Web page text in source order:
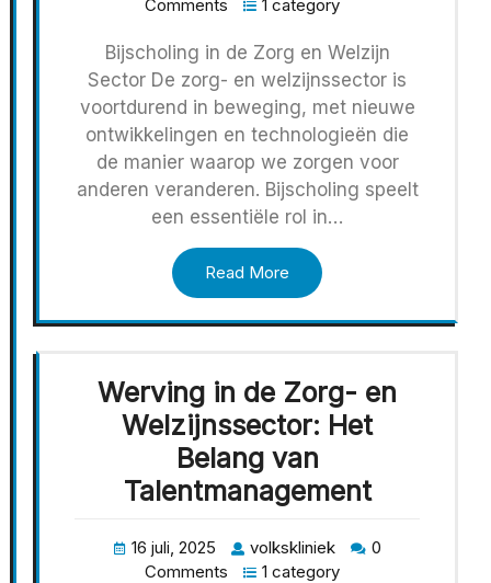
Comments
1 category
Bijscholing in de Zorg en Welzijn
Sector De zorg- en welzijnssector is
voortdurend in beweging, met nieuwe
ontwikkelingen en technologieën die
de manier waarop we zorgen voor
anderen veranderen. Bijscholing speelt
een essentiële rol in…
Read More
Werving in de Zorg- en
Welzijnssector: Het
Belang van
Talentmanagement
16 juli, 2025 volkskliniek
0
Comments
1 category